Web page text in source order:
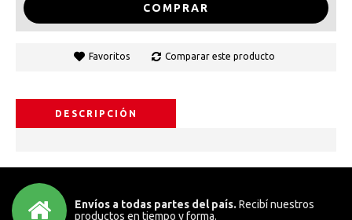
COMPRAR
Favoritos Comparar este producto
DESCRIPCIÓN
Envíos a todas partes del país. Recibí nuestros
productos en tiempo y forma.